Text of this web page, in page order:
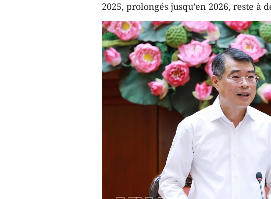
2025, prolongés jusqu’en 2026, reste à